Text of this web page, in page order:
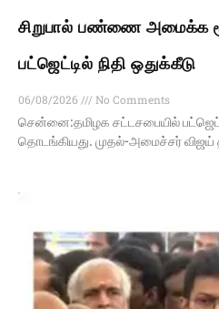
சிறுபால் பண்ணை அமைக்க
பட்ஜெட்டில் நிதி ஒதுக்கீடு
06/08/2026
No Comments
சென்னை:தமிழக சட்டசபையில்
தொடங்கியது. முதல்-அமைச்சர்